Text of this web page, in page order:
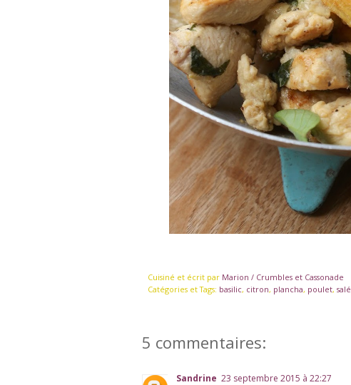
Cuisiné et écrit par Marion / Crumbles et Cassonade
Catégories et Tags: basilic, citron, plancha, poulet, salé
5 commentaires:
Sandrine 23 septembre 2015 à 22:27